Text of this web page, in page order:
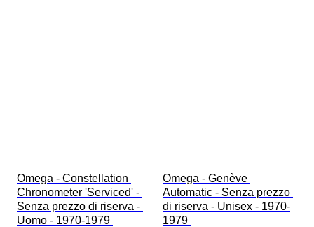
Omega - Constellation
Chronometer 'Serviced' -
Senza prezzo di riserva -
Uomo - 1970-1979
Omega - Genève
Automatic - Senza prezzo
di riserva - Unisex - 1970-
1979